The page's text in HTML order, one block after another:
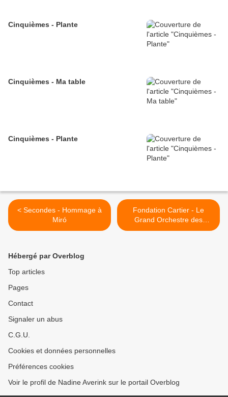
Cinquièmes - Plante
Cinquièmes - Ma table
Cinquièmes - Plante
< Secondes - Hommage à
Miró
Fondation Cartier - Le
Grand Orchestre des
animaux >
Hébergé par Overblog
Top articles
Pages
Contact
Signaler un abus
C.G.U.
Cookies et données personnelles
Préférences cookies
Voir le profil de Nadine Averink sur le portail Overblog